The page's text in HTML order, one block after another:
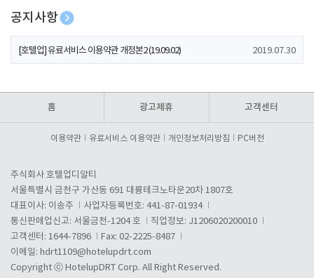
공지사항
[호텔업] 개인정보 처리방침 개정본1 (19.09.02)
[호텔업] 유료서비스 이용약관 개정본2 (19.09.02) 2019.07.30
홈 광고제휴 고객센터
이용약관 유료서비스 이용약관 개인정보처리방침 PC버전
주식회사 호텔업디알티
서울특별시 금천구 가산동 691 대륭테크노타운20차 1807호
대표이사: 이송주
사업자등록번호: 441-87-01934
통신판매업신고: 서울금천-1204 호
직업정보: J1206020200010
고객센터: 1644-7896
Fax: 02-2225-8487
이메일: hdrt1109@hotelupdrt.com
Copyright ⓒ HotelupDRT Corp. All Right Reserved.